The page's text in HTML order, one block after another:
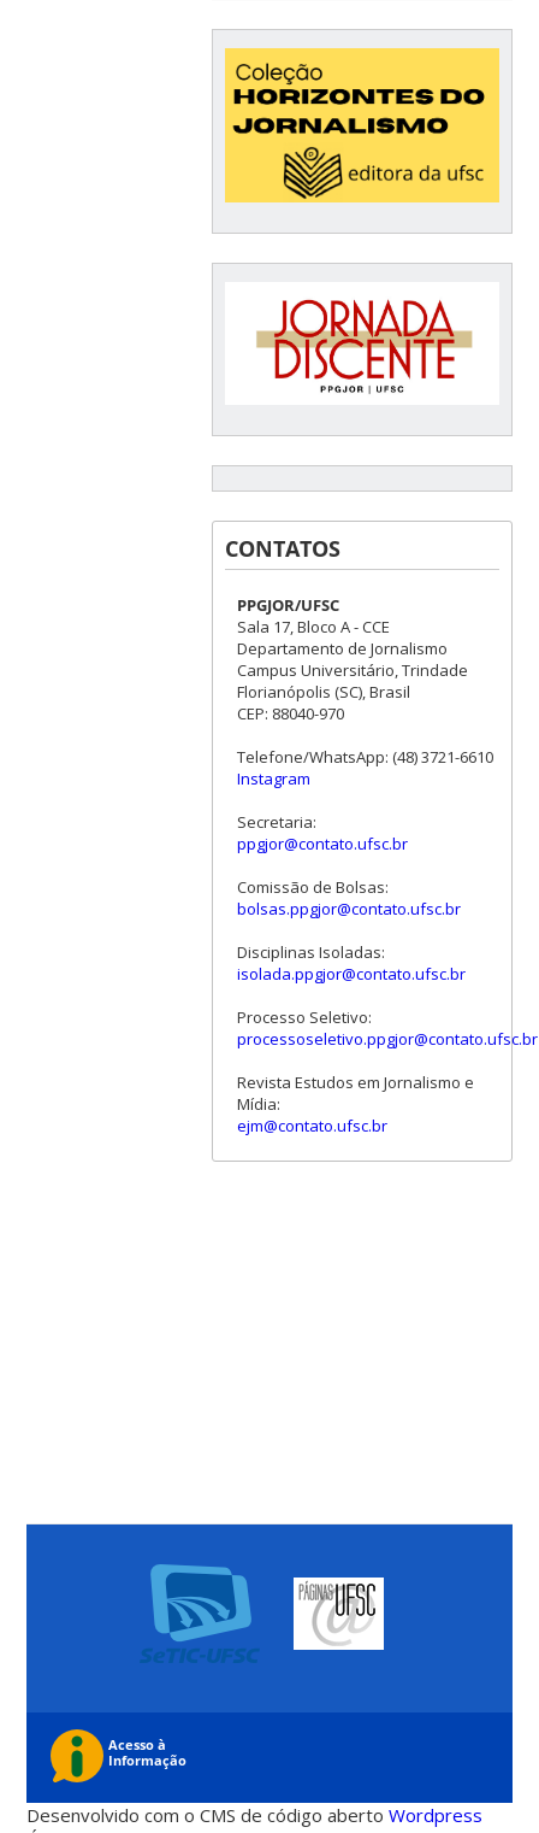
CONTATOS
PPGJOR/UFSC
Sala 17, Bloco A - CCE
Departamento de Jornalismo
Campus Universitário, Trindade
Florianópolis (SC), Brasil
CEP: 88040-970
Telefone/WhatsApp: (48) 3721-6610
Instagram
Secretaria:
ppgjor@contato.ufsc.br
Comissão de Bolsas:
bolsas.ppgjor@contato.ufsc.br
Disciplinas Isoladas:
isolada.ppgjor@contato.ufsc.br
Processo Seletivo:
processoseletivo.ppgjor@contato.ufsc.br
Revista Estudos em Jornalismo e
Mídia:
ejm@contato.ufsc.br
Desenvolvido com o CMS de código abertoWordpress